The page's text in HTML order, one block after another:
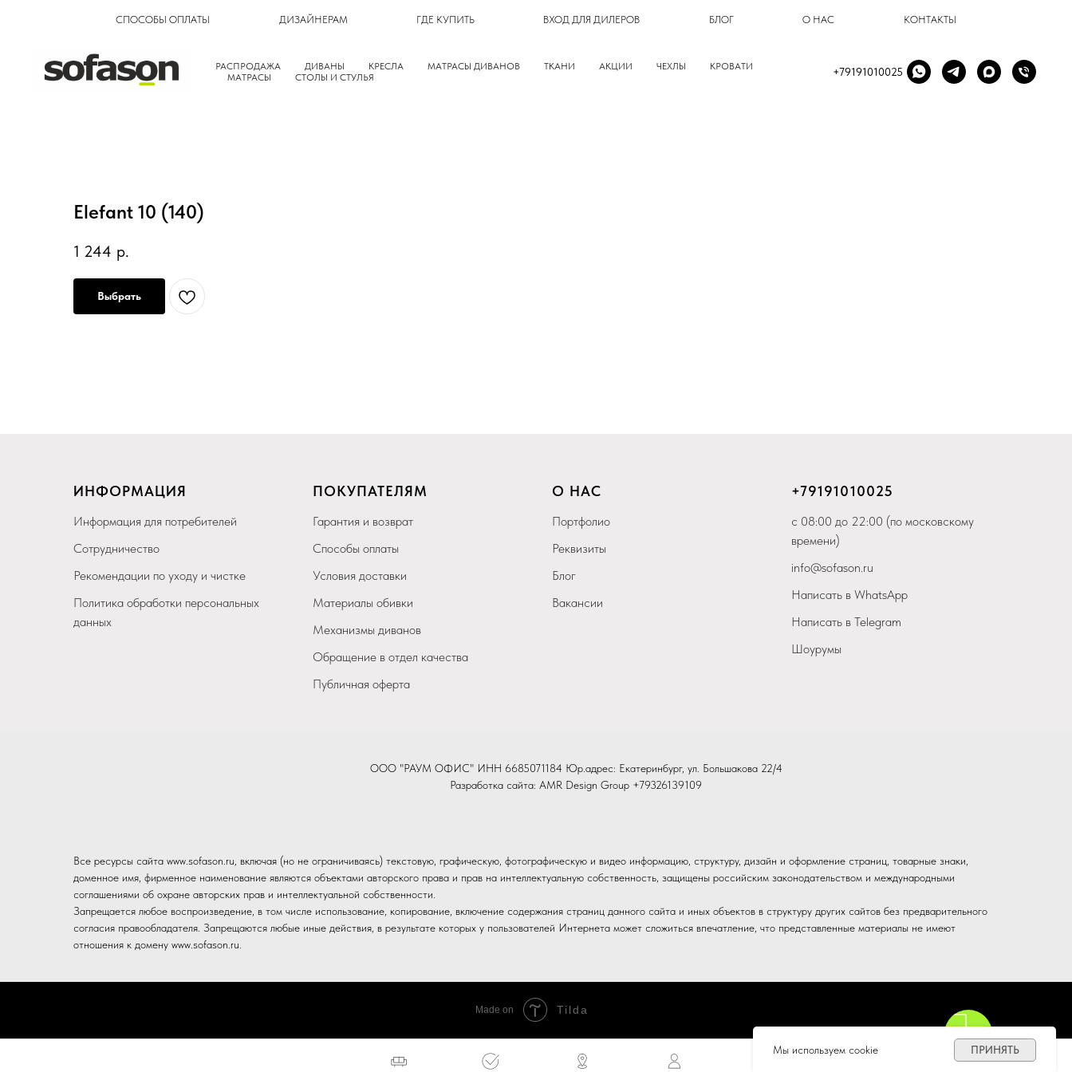
СПОСОБЫ ОПЛАТЫ ДИЗАЙНЕРАМ ГДЕ КУПИТЬ ВХОД ДЛЯ ДИЛЕРОВ БЛОГ О НАС КОНТАКТЫ
РАСПРОДАЖА ДИВАНЫ КРЕСЛА МАТРАСЫ ДИВАНОВ ТКАНИ АКЦИИ ЧЕХЛЫ
КРОВАТИ
МАТРАСЫ
СТОЛЫ И СТУЛЬЯ +79191010025
Elefant 10 (140)
1 244 р.
Выбрать
ИНФОРМАЦИЯ
Информация для потребителей
Сотрудничество
Рекомендации по уходу и чистке
Политика обработки персональных
данных
ПОКУПАТЕЛЯМ
Гарантия и возврат
Способы оплаты
Условия доставки
Материалы обивки
Механизмы диванов
Обращение в отдел качества
Публичная оферта
О НАС
Портфолио
Реквизиты
Блог
Вакансии
+79191010025
с 08:00 до 22:00 (по московскому
времени)
info@sofason.ru
Написать в WhatsApp
Написать в Telegram
Шоурумы
ООО "РАУМ ОФИС" ИНН 6685071184 Юр.адрес: Екатеринбург, ул. Большакова 22/4
Разработка сайта: AMR Design Group +79326139109
Все ресурсы сайта www.sofason.ru, включая (но не ограничиваясь) текстовую, графическую, фотографическую и видео информацию, структуру, дизайн и оформление страниц, товарные знаки,
доменное имя, фирменное наименование являются объектами авторского права и прав на интеллектуальную собственность, защищены российским законодательством и международными
соглашениями об охране авторских прав и интеллектуальной собственности.
Запрещается любое воспроизведение, в том числе использование, копирование, включение содержания страниц данного сайта и иных объектов в структуру других сайтов без предварительного
согласия правообладателя. Запрещаются любые иные действия, в результате которых у пользователей Интернета может сложиться впечатление, что представленные материалы не имеют
отношения к домену www.sofason.ru.
Мы используем cookie ПРИНЯТЬ
Made on Tilda